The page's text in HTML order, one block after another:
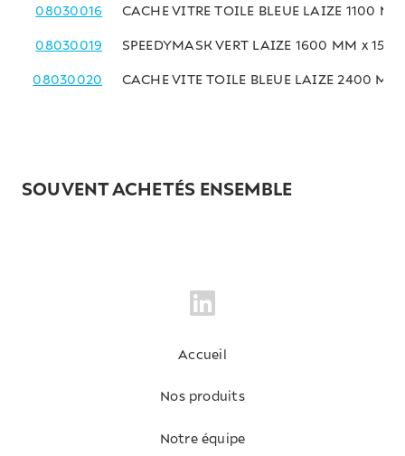
08030016 CACHE VITRE TOILE BLEUE LAIZE 1100
08030019 SPEEDYMASK VERT LAIZE 1600 MM x 15 M
08030020 CACHE VITE TOILE BLEUE LAIZE 2400 MM
SOUVENT ACHETÉS ENSEMBLE
Accueil
Nos produits
Notre équipe